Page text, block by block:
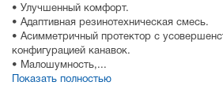
• Улучшенный комфорт.
• Адаптивная резинотехническая смесь.
• Асимметричный протектор с
конфигурацией канавок.
• Малошумность,...
Показать полностью